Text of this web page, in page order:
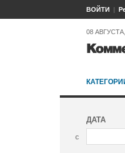
ВОЙТИ
08
ДАТА
с